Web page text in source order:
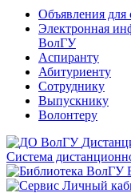
Объявления для
Электронная
ВолГУ
Аспиранту
Абитуриенту
Сотруднику
Выпускнику
Волонтеру
Система